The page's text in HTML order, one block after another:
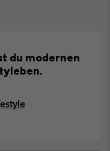
du modernen